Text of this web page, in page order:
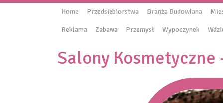
Home Przedsiębiorstwa Branża Budowlana
Reklama Zabawa Przemysł Wypoczynek
Salony Kosmetyczne